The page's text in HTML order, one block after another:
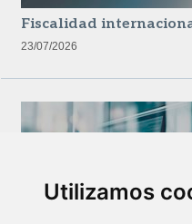
Utilizamos
Fiscalidad
23/07/2026